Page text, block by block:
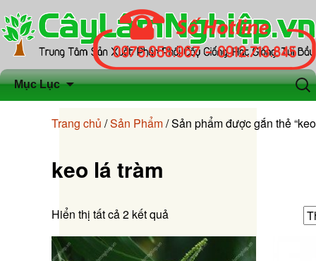
Mục Lục
Chuyển
dung
Tìm
kiếm
Trang chủ /Sản Phẩm/ Sản phẩm được gắn thẻ
keo lá tràm
Hiển thị tất cả 2 kết quả